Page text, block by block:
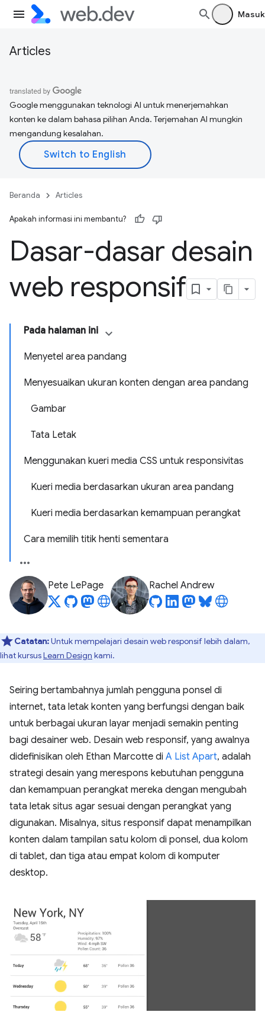
Masuk
Articles
Google menggunakan teknologi AI untuk menerjemahkan
konten ke dalam bahasa pilihan Anda. Terjemahan AI mungkin
mengandung kesalahan.
Beranda Articles
Apakah informasi ini membantu?
Dasar-dasar desain
web responsif
Pada halaman ini
Menyetel area pandang
Menyesuaikan ukuran konten dengan area pandang
Gambar
Tata Letak
Menggunakan kueri media CSS untuk responsivitas
Kueri media berdasarkan ukuran area pandang
Kueri media berdasarkan kemampuan perangkat
Cara memilih titik henti sementara
Pete LePage Rachel Andrew
Catatan:Untuk mempelajari desain web responsif lebih dalam,
lihat kursusLearn Design kami.
Seiring bertambahnya jumlah pengguna ponsel di
internet, tata letak konten yang berfungsi dengan baik
untuk berbagai ukuran layar menjadi semakin penting
bagi desainer web. Desain web responsif, yang awalnya
didefinisikan oleh Ethan Marcotte di A List Apart, adalah
strategi desain yang merespons kebutuhan pengguna
dan kemampuan perangkat mereka dengan mengubah
tata letak situs agar sesuai dengan perangkat yang
digunakan. Misalnya, situs responsif dapat menampilkan
konten dalam tampilan satu kolom di ponsel, dua kolom
di tablet, dan tiga atau empat kolom di komputer
desktop.